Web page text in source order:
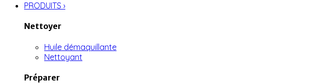
PRODUITS ›
Nettoyer
Huile démaquillante
Nettoyant
Préparer